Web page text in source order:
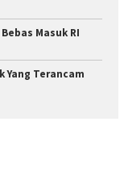
Masuk RI
Yang Terancam